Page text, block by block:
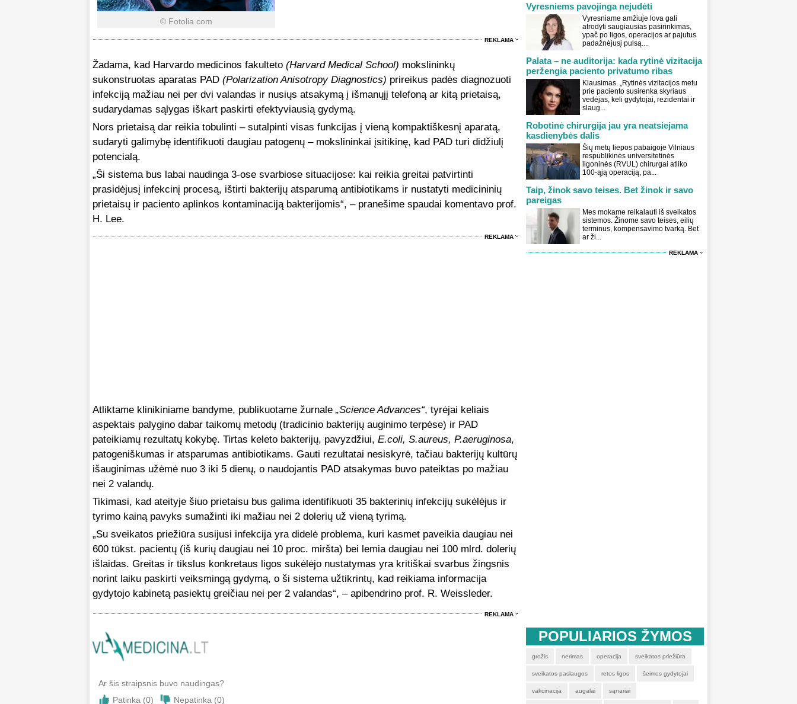
© Fotolia.com
REKLAMA
Žadama, kad Harvardo medicinos fakulteto (Harvard Medical School) mokslininkų
sukonstruotas aparatas PAD (Polarization Anisotropy Diagnostics) prireikus padės diagnozuoti
infekciją mažiau nei per dvi valandas ir nusiųs atsakymą į išmanųjį telefoną ar kitą prietaisą,
sudarydamas sąlygas iškart paskirti efektyviausią gydymą.
Nors prietaisą dar reikia tobulinti – sutalpinti visas funkcijas į vieną kompaktiškesnį aparatą,
sudaryti galimybę identifikuoti daugiau patogenų – mokslininkai įsitikinę, kad PAD turi didžiulį
potencialą.
„Ši sistema bus labai naudinga 3-ose svarbiose situacijose: kai reikia greitai patvirtinti
prasidėjusį infekcinį procesą, ištirti bakterijų atsparumą antibiotikams ir nustatyti medicininių
prietaisų ir paciento aplinkos kontaminaciją bakterijomis“, – pranešime spaudai komentavo prof.
H. Lee.
REKLAMA
Atliktame klinikiniame bandyme, publikuotame žurnale „Science Advances“, tyrėjai keliais
aspektais palygino dabar taikomų metodų (tradicinio bakterijų auginimo terpėse) ir PAD
pateikiamų rezultatų kokybę. Tirtas keleto bakterijų, pavyzdžiui, E.coli, S.aureus, P.aeruginosa,
patogeniškumas ir atsparumas antibiotikams. Gauti rezultatai nesiskyrė, tačiau bakterijų kultūrų
išauginimas užėmė nuo 3 iki 5 dienų, o naudojantis PAD atsakymas buvo pateiktas po mažiau
nei 2 valandų.
Tikimasi, kad ateityje šiuo prietaisu bus galima identifikuoti 35 bakterinių infekcijų sukėlėjus ir
tyrimo kainą pavyks sumažinti iki mažiau nei 2 dolerių už vieną tyrimą.
„Su sveikatos priežiūra susijusi infekcija yra didelė problema, kuri kasmet paveikia daugiau nei
600 tūkst. pacientų (iš kurių daugiau nei 10 proc. miršta) bei lemia daugiau nei 100 mlrd. dolerių
išlaidas. Greitas ir tikslus konkretaus ligos sukėlėjo nustatymas yra kritiškai svarbus žingsnis
norint laiku paskirti veiksmingą gydymą, o ši sistema užtikrintų, kad reikiama informacija
gydytojo kabinetą pasiektų greičiau nei per 2 valandas“, – apibendrino prof. R. Weissleder.
REKLAMA
Ar šis straipsnis buvo naudingas?
Patinka (0) Nepatinka (0)
Vyresniems pavojinga nejudėti
Vyresniame amžiuje lova gali
atrodyti saugiausias pasirinkimas,
ypač po ligos, operacijos ar pajutus
padažnėjusį pulsą....
Palata – ne auditorija: kada rytinė vizitacija
peržengia paciento privatumo ribas
Klausimas. „Rytinės vizitacijos metu
prie paciento susirenka skyriaus
vedėjas, keli gydytojai, rezidentai ir
slaug...
Robotinė chirurgija jau yra neatsiejama
kasdienybės dalis
Šių metų liepos pabaigoje Vilniaus
respublikinės universitetinės
ligoninės (RVUL) chirurgai atliko
100-ąją operaciją, pa...
Taip, žinok savo teises. Bet žinok ir savo
pareigas
Mes mokame reikalauti iš sveikatos
sistemos. Žinome savo teises, eilių
terminus, kompensavimo tvarką. Bet
ar ži...
REKLAMA
POPULIARIOS ŽYMOS
grožis nerimas operacija sveikatos priežiūra
sveikatos paslaugos retos ligos šeimos gydytojai
vakcinacija augalai sąnariai